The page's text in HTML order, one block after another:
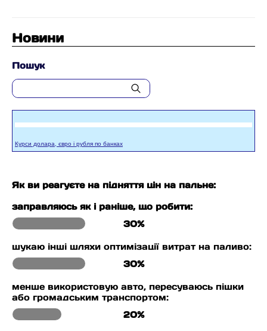
Новини
Пошук
Курси долара, євро і рубля по банках
Як ви реагуєте на підняття цін на пальне:
заправляюсь як і раніше, що робити:
30%
шукаю інші шляхи оптимізації витрат на паливо:
30%
менше використовую авто, пересуваюсь пішки
або громадським транспортом:
20%